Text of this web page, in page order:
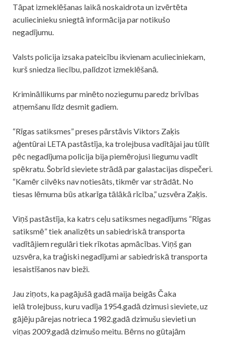
Tāpat izmeklēšanas laikā noskaidrota un izvērtēta
aculiecinieku sniegtā informācija par notikušo
negadījumu.
Valsts policija izsaka pateicību ikvienam aculieciniekam,
kurš sniedza liecību, palīdzot izmeklēšanā.
Krimināllikums par minēto noziegumu paredz brīvības
atņemšanu līdz desmit gadiem.
“Rīgas satiksmes” preses pārstāvis Viktors Zaķis
aģentūrai LETA pastāstīja, katrolejbusavadītājai jau tūlīt
pēc negadījuma policija bija piemērojusi liegumu vadīt
spēkratu. Šobrīd sieviete strādā par galastacijas dispečeri.
“Kamēr cilvēks nav notiesāts, tikmēr var strādāt. No
tiesas lēmuma būs atkarīga tālākā rīcība,” uzsvēra Zaķis.
Viņš pastāstīja, ka katrs ceļu satiksmes negadījums “Rīgas
satiksmē” tiek analizēts un sabiedriskā transporta
vadītājiem regulāri tiek rīkotas apmācības. Viņš gan
uzsvēra, ka traģiski negadījumi ar sabiedriskā transporta
iesaistīšanos nav bieži.
Jau ziņots, ka pagājušā gadā maija beigās Čaka
ielā trolejbuss, kuru vadīja 1954.gadā dzimusi sieviete, uz
gājēju pārejas notrieca 1982.gadā dzimušu sievieti un
viņas 2009.gadā dzimušo meitu. Bērns no gūtajām